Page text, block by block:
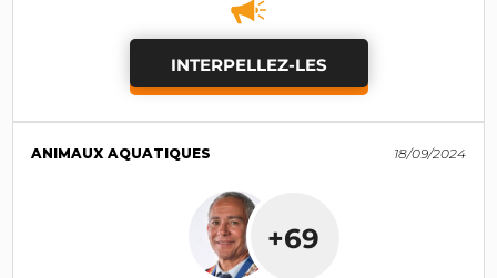
INTERPELLEZ-LES
ANIMAUX AQUATIQUES 18/09/2024
+69